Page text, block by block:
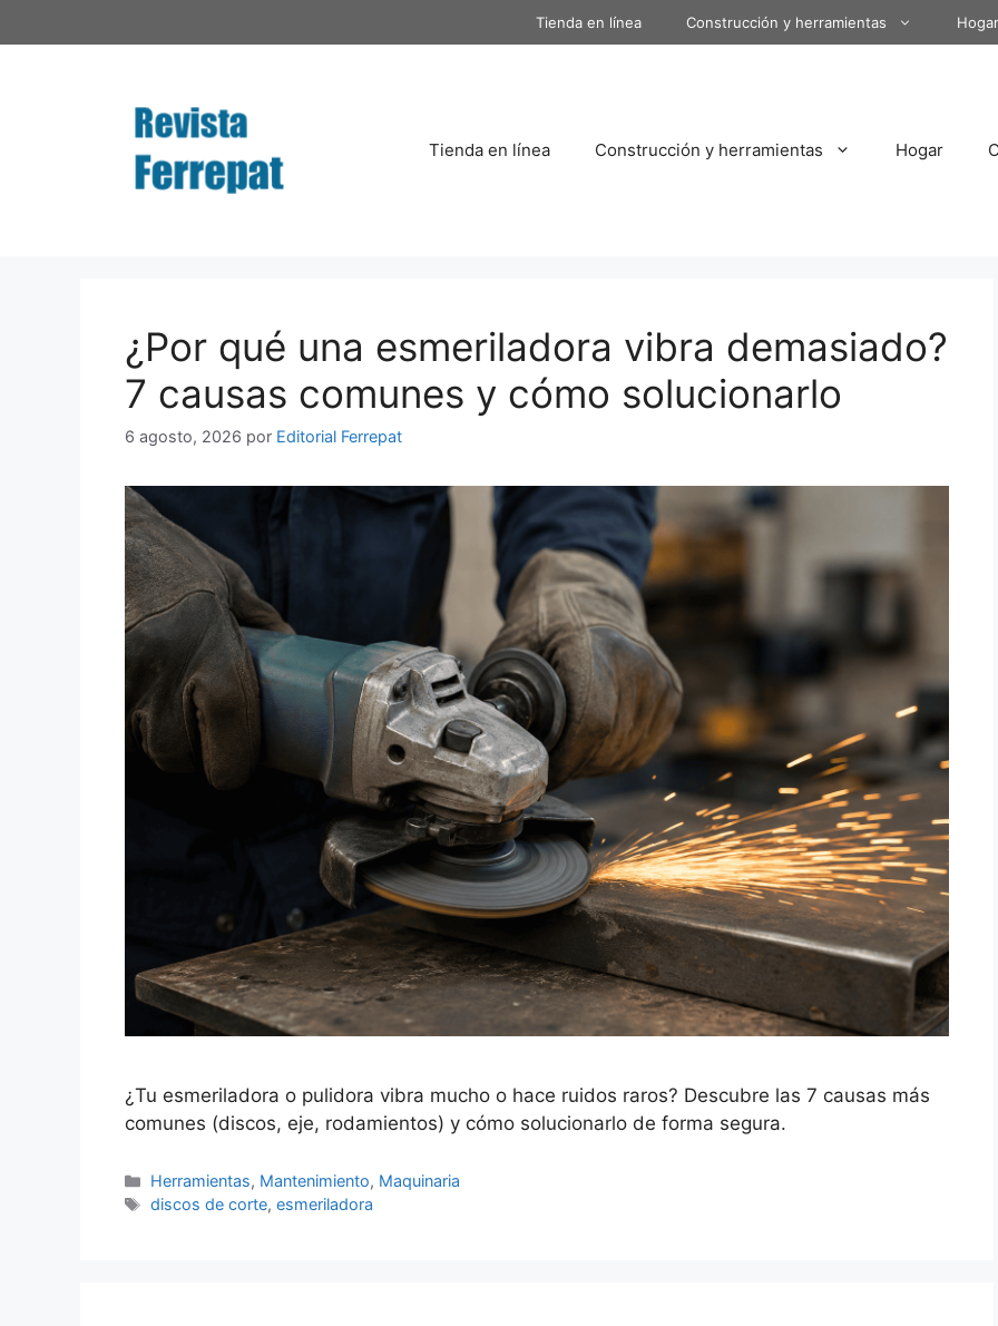
al
Tienda en línea Construcción y herramientas Hogar
Tienda en línea Construcción y herramientas Hogar
¿Por qué una esmeriladora vibra demasiado?
7 causas comunes y cómo solucionarlo
6 agosto, 2026 por Editorial Ferrepat
¿Tu esmeriladora o pulidora vibra mucho o hace ruidos raros? Descubre las 7 causas más
comunes (discos, eje, rodamientos) y cómo solucionarlo de forma segura.
Categorías
Herramientas, Mantenimiento, Maquinaria
Etiquetas
discos de corte,esmeriladora